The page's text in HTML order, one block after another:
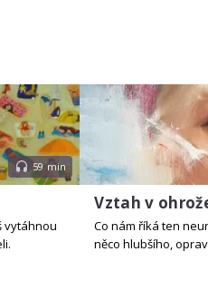
59 min
vytáhnou
Vztah v
Co nám říká ten
něco hlubšího,